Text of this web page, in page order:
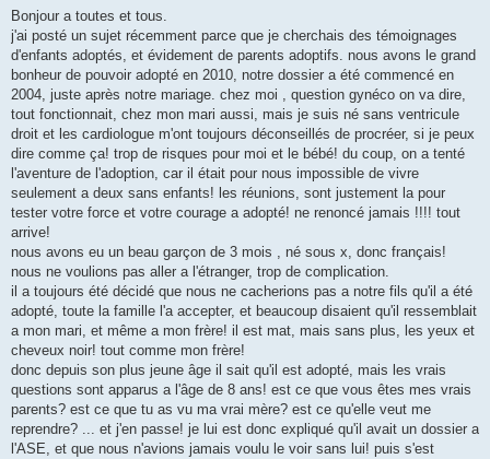
s
a
g
n
o
l
u
Bonjour a toutes et tous.
j'ai posté un sujet récemment parce que je cherchais des témoignages
d'enfants adoptés, et évidement de parents adoptifs. nous avons le grand
bonheur de pouvoir adopté en 2010, notre dossier a été commencé en
2004, juste après notre mariage. chez moi , question gynéco on va dire,
tout fonctionnait, chez mon mari aussi, mais je suis né sans ventricule
droit et les cardiologue m'ont toujours déconseillés de procréer, si je peux
dire comme ça! trop de risques pour moi et le bébé! du coup, on a tenté
l'aventure de l'adoption, car il était pour nous impossible de vivre
seulement a deux sans enfants! les réunions, sont justement la pour
tester votre force et votre courage a adopté! ne renoncé jamais !!!! tout
arrive!
nous avons eu un beau garçon de 3 mois , né sous x, donc français!
nous ne voulions pas aller a l'étranger, trop de complication.
il a toujours été décidé que nous ne cacherions pas a notre fils qu'il a été
adopté, toute la famille l'a accepter, et beaucoup disaient qu'il ressemblait
a mon mari, et même a mon frère! il est mat, mais sans plus, les yeux et
cheveux noir! tout comme mon frère!
donc depuis son plus jeune âge il sait qu'il est adopté, mais les vrais
questions sont apparus a l'âge de 8 ans! est ce que vous êtes mes vrais
parents? est ce que tu as vu ma vrai mère? est ce qu'elle veut me
reprendre? ... et j'en passe! je lui est donc expliqué qu'il avait un dossier a
l'ASE, et que nous n'avions jamais voulu le voir sans lui! puis s'est